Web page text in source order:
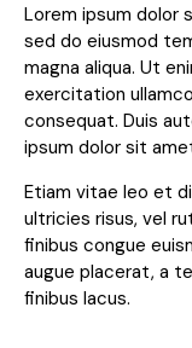
Lorem ipsum dolor
sed do eiusmod
magna aliqua. Ut
exercitation
consequat. Duis
ipsum dolor sit
Etiam vitae leo et
ultricies risus, vel
finibus congue
augue placerat, a
finibus lacus.